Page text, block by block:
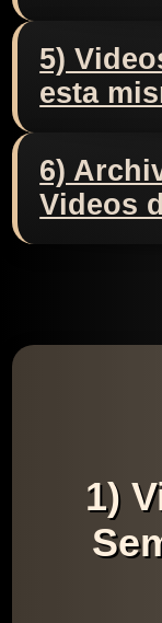
5)
esta
6)
Videos
1)